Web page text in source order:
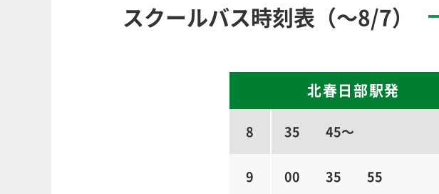
スクールバス時刻表（～8/7）
北春日部駅発
8 35 45～
9 00 35 55